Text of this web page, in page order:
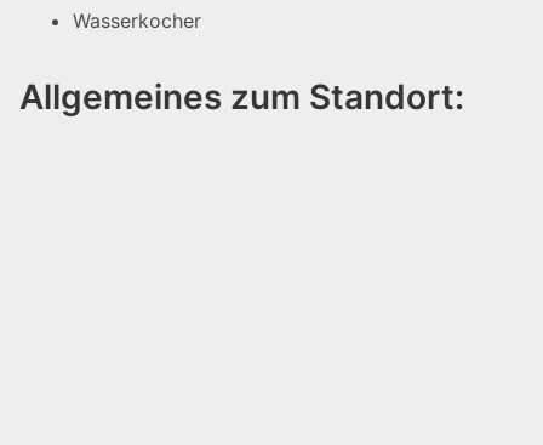
Wasserkocher
Allgemeines zum Standort: